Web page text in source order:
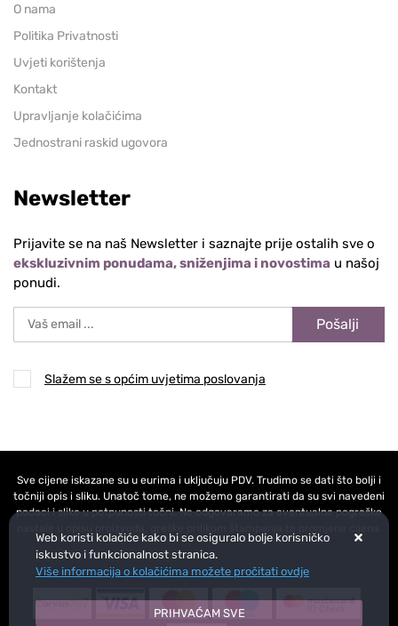
O nama
Politika Privatnosti
Uvjeti korištenja
Kontakt
Upravljanje kolačićima
Jednostrani raskid ugovora
Newsletter
Prijavite se na naš Newsletter i saznajte prije ostalih sve o
ekskluzivnim ponudama, sniženjima i novostima u našoj
ponudi.
Pošalji
Slažem se s općim uvjetima poslovanja
Sve cijene iskazane su u eurima i uključuju PDV. Trudimo se dati što bolji i
točniji opis i sliku. Unatoč tome, ne možemo garantirati da su svi navedeni
podaci i slike u potpunosti točni. Ne odgovaramo za eventualne pogreške
Web koristi kolačiće kako bi se osiguralo bolje korisničko
iskustvo i funkcionalnost stranica.
Više informacija o kolačićima možete pročitati ovdje
PRIHVAĆAM SVE